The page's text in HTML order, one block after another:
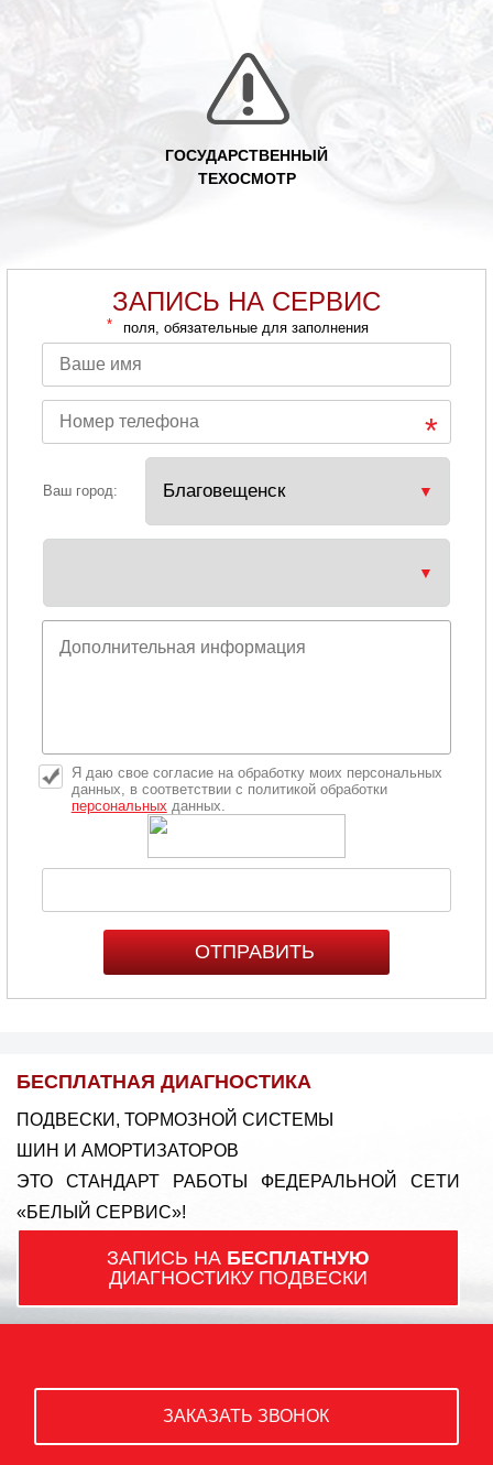
ГОСУДАРСТВЕННЫЙ
ТЕХОСМОТР
ЗАПИСЬ НА СЕРВИС
* поля, обязательные для заполнения
Ваш город:
Я даю свое согласие на обработку моих персональных
данных, в соответствии с политикой обработки
персональных данных.
БЕСПЛАТНАЯ ДИАГНОСТИКА
ПОДВЕСКИ, ТОРМОЗНОЙ СИСТЕМЫ
ШИН И АМОРТИЗАТОРОВ
ЭТО СТАНДАРТ РАБОТЫ ФЕДЕРАЛЬНОЙ СЕТИ
«БЕЛЫЙ СЕРВИС»!
ЗАПИСЬ НА БЕСПЛАТНУЮ
ДИАГНОСТИКУ ПОДВЕСКИ
ЗАКАЗАТЬ ЗВОНОК